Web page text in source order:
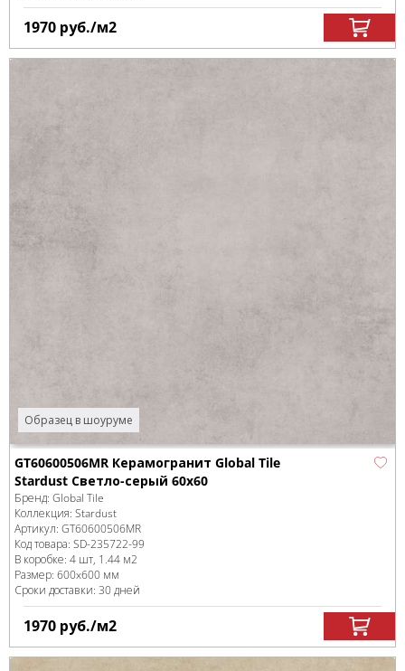
1970 руб./м2
Образец в шоуруме
GT60600506MR Керамогранит Global Tile
Stardust Светло-серый 60x60
Бренд: Global Tile
Коллекция: Stardust
Артикул: GT60600506MR
Код товара: SD-235722-99
В коробке: 4 шт, 1.44 м2
Размер: 600x600 мм
Сроки доставки: 30 дней
1970 руб./м2